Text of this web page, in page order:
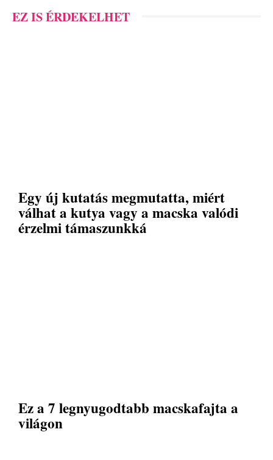
EZ IS ÉRDEKELHET
Egy új kutatás megmutatta, miért
válhat a kutya vagy a macska valódi
érzelmi támaszunkká
Ez a 7 legnyugodtabb macskafajta a
világon